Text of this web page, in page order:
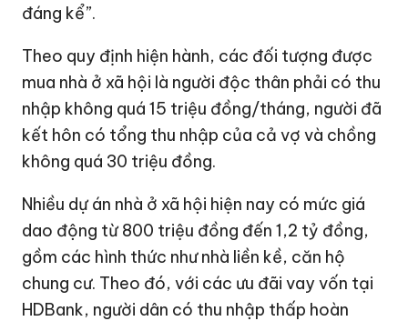
đáng kể”.
Theo quy định hiện hành, các đối tượng được
mua nhà ở xã hội là người độc thân phải có thu
nhập không quá 15 triệu đồng/tháng, người đã
kết hôn có tổng thu nhập của cả vợ và chồng
không quá 30 triệu đồng.
Nhiều dự án nhà ở xã hội hiện nay có mức giá
dao động từ 800 triệu đồng đến1,2 tỷ đồng,
gồm các hình thức như nhà liền kề, căn hộ
chung cư. Theo đó, với các ưu đãi vay vốn tại
HDBank, người dân có thu nhập thấp hoàn